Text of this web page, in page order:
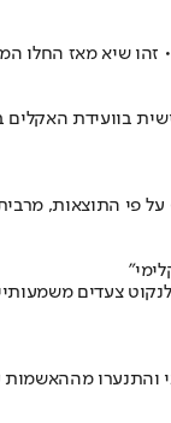
בוועידת
צעדים
והתנערו